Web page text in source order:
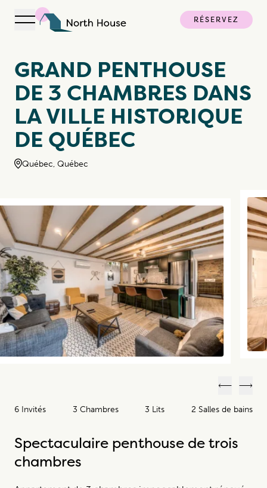
Ouvrir la navigation
RÉSERVEZ
GRAND PENTHOUSE
DE 3 CHAMBRES DANS
LA VILLE HISTORIQUE
DE QUÉBEC
Québec, Québec
6 Invités 3 Chambres 3 Lits 2 Salles de bains
Spectaculaire penthouse de trois
chambres